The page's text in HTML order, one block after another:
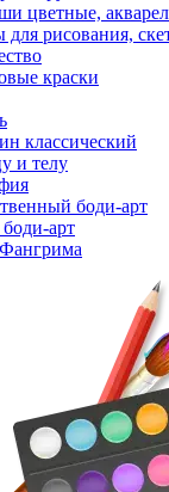
цветные,
рисования,
краски
классический
и телу
боди-арт
арт